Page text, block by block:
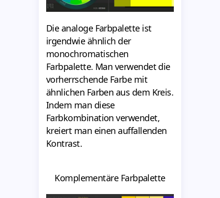
Die analoge Farbpalette ist
irgendwie ähnlich der
monochromatischen
Farbpalette. Man verwendet die
vorherrschende Farbe mit
ähnlichen Farben aus dem Kreis.
Indem man diese
Farbkombination verwendet,
kreiert man einen auffallenden
Kontrast.
Komplementäre Farbpalette